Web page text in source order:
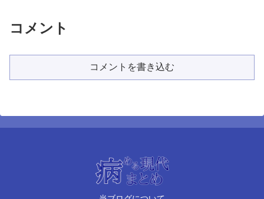
コメント
コメントを書き込む